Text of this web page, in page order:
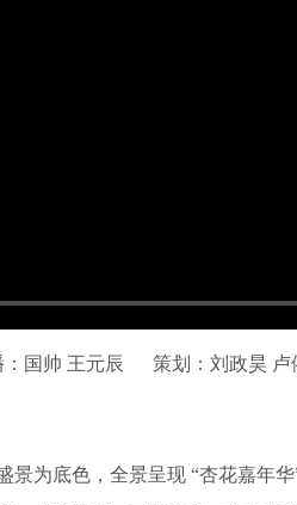
：国帅 王元辰 策划：刘政昊 卢
为底色，全景呈现 “杏花嘉年